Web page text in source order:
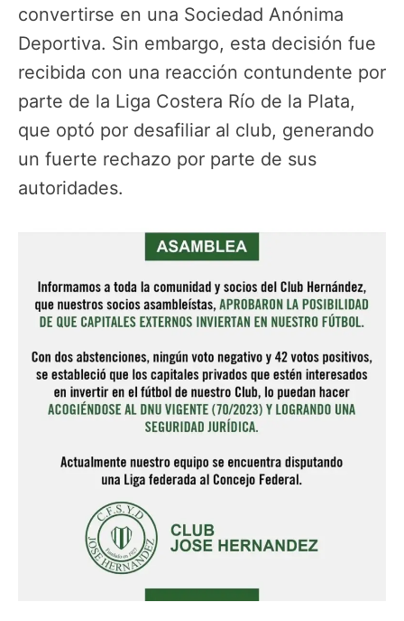
convertirse en una Sociedad Anónima
Deportiva. Sin embargo, esta decisión fue
recibida con una reacción contundente por
parte de la Liga Costera Río de la Plata,
que optó por desafiliar al club, generando
un fuerte rechazo por parte de sus
autoridades.